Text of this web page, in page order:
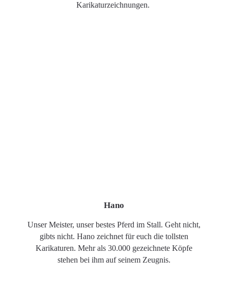
Karikaturzeichnungen.
Hano
Unser Meister, unser bestes Pferd im Stall. Geht nicht,
gibts nicht. Hano zeichnet für euch die tollsten
Karikaturen. Mehr als 30.000 gezeichnete Köpfe
stehen bei ihm auf seinem Zeugnis.